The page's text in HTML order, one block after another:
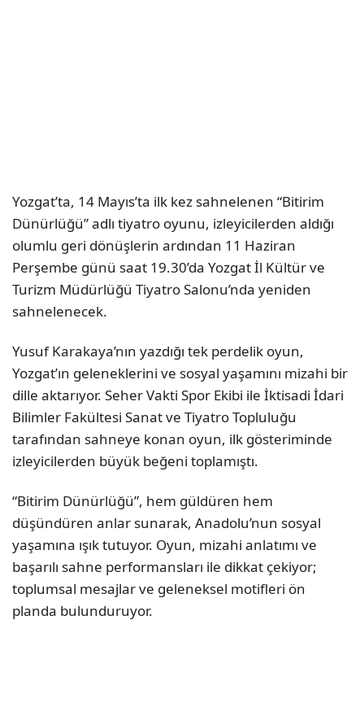
Yozgat’ta, 14 Mayıs’ta ilk kez sahnelenen “Bitirim
Dünürlüğü” adlı tiyatro oyunu, izleyicilerden aldığı
olumlu geri dönüşlerin ardından 11 Haziran
Perşembe günü saat 19.30’da Yozgat İl Kültür ve
Turizm Müdürlüğü Tiyatro Salonu’nda yeniden
sahnelenecek.
Yusuf Karakaya’nın yazdığı tek perdelik oyun,
Yozgat’ın geleneklerini ve sosyal yaşamını mizahi bir
dille aktarıyor. Seher Vakti Spor Ekibi ile İktisadi İdari
Bilimler Fakültesi Sanat ve Tiyatro Topluluğu
tarafından sahneye konan oyun, ilk gösteriminde
izleyicilerden büyük beğeni toplamıştı.
“Bitirim Dünürlüğü”, hem güldüren hem
düşündüren anlar sunarak, Anadolu’nun sosyal
yaşamına ışık tutuyor. Oyun, mizahi anlatımı ve
başarılı sahne performansları ile dikkat çekiyor;
toplumsal mesajlar ve geleneksel motifleri ön
planda bulunduruyor.